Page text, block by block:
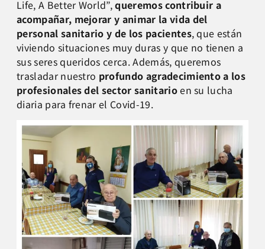
Life, A Better World”,queremos contribuir a
acompañar, mejorar y animar la vida del
personal sanitario y de los pacientes, que están
viviendo situaciones muy duras y que no tienen a
sus seres queridos cerca. Además, queremos
trasladar nuestro profundo agradecimiento a los
profesionales del sector sanitarioen su lucha
diaria para frenar el Covid-19.